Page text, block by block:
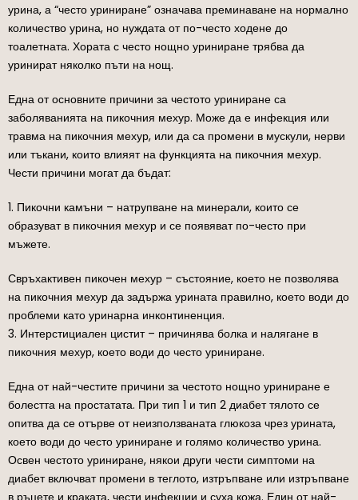
урина, а “често уриниране” означава преминаване на нормално
количество урина, но нуждата от по-често ходене до
тоалетната. Хората с често нощно уриниране трябва да
уринират няколко пъти на нощ.
Една от основните причини за честото уриниране са
заболяванията на пикочния мехур. Може да е инфекция или
травма на пикочния мехур, или да са промени в мускули, нерви
или тъкани, които влияят на функцията на пикочния мехур.
Чести причини могат да бъдат:
1. Пикочни камъни – натрупване на минерали, които се
образуват в пикочния мехур и се появяват по-често при
мъжете.
Свръхактивен пикочен мехур – състояние, което не позволява
на пикочния мехур да задържа урината правилно, което води до
проблеми като уринарна инконтиненция.
3. Интерстициален цистит – причинява болка и налягане в
пикочния мехур, което води до често уриниране.
Една от най-честите причини за честото нощно уриниране е
болестта на простатата. При тип 1 и тип 2 диабет тялото се
опитва да се отърве от неизползваната глюкоза чрез урината,
което води до често уриниране и голямо количество урина.
Освен честото уриниране, някои други чести симптоми на
диабет включват промени в теглото, изтръпване или изтръпване
в ръцете и краката, чести инфекции и суха кожа. Един от най-